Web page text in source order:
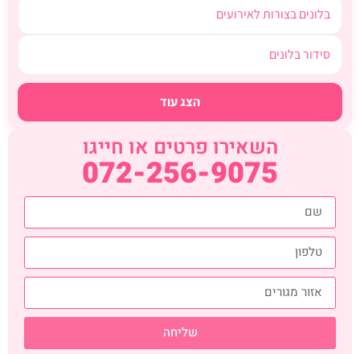
בלונים בצורות לאירועים
סידור בלונים
הצג עוד
השאירו פרטים או חייגו
072-256-9075
שליחה